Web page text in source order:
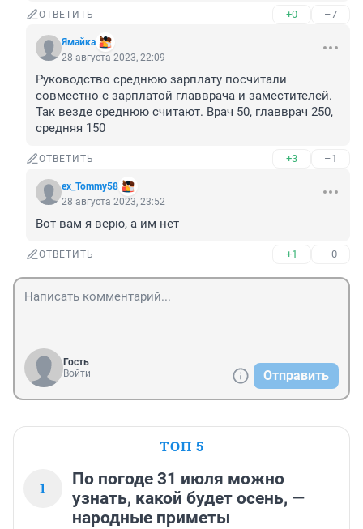
ОТВЕТИТЬ +0 –7
Ямайка
28 августа 2023, 22:09
Руководство среднюю зарплату посчитали
совместно с зарплатой главврача и заместителей.
Так везде среднюю считают. Врач 50, главврач 250,
средняя 150
ОТВЕТИТЬ +3 –1
ex_Tommy58
28 августа 2023, 23:52
Вот вам я верю, а им нет
ОТВЕТИТЬ +1 –0
Гость
Войти
Отправить
ТОП 5
1
По погоде 31 июля можно
узнать, какой будет осень, —
народные приметы